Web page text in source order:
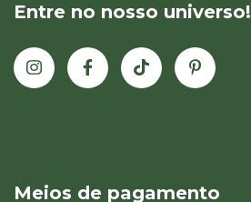
Entre no nosso universo!
Meios de pagamento